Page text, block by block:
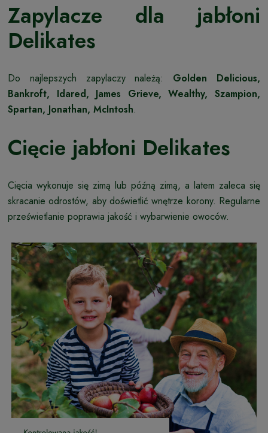
Zapylacze dla jabłoni
Delikates
Do najlepszych zapylaczy należą: Golden Delicious,
Bankroft, Idared, James Grieve, Wealthy, Szampion,
Spartan, Jonathan, McIntosh.
Cięcie jabłoni Delikates
Cięcia wykonuje się zimą lub późną zimą, a latem zaleca się
skracanie odrostów, aby doświetlić wnętrze korony. Regularne
prześwietlanie poprawia jakość i wybarwienie owoców.